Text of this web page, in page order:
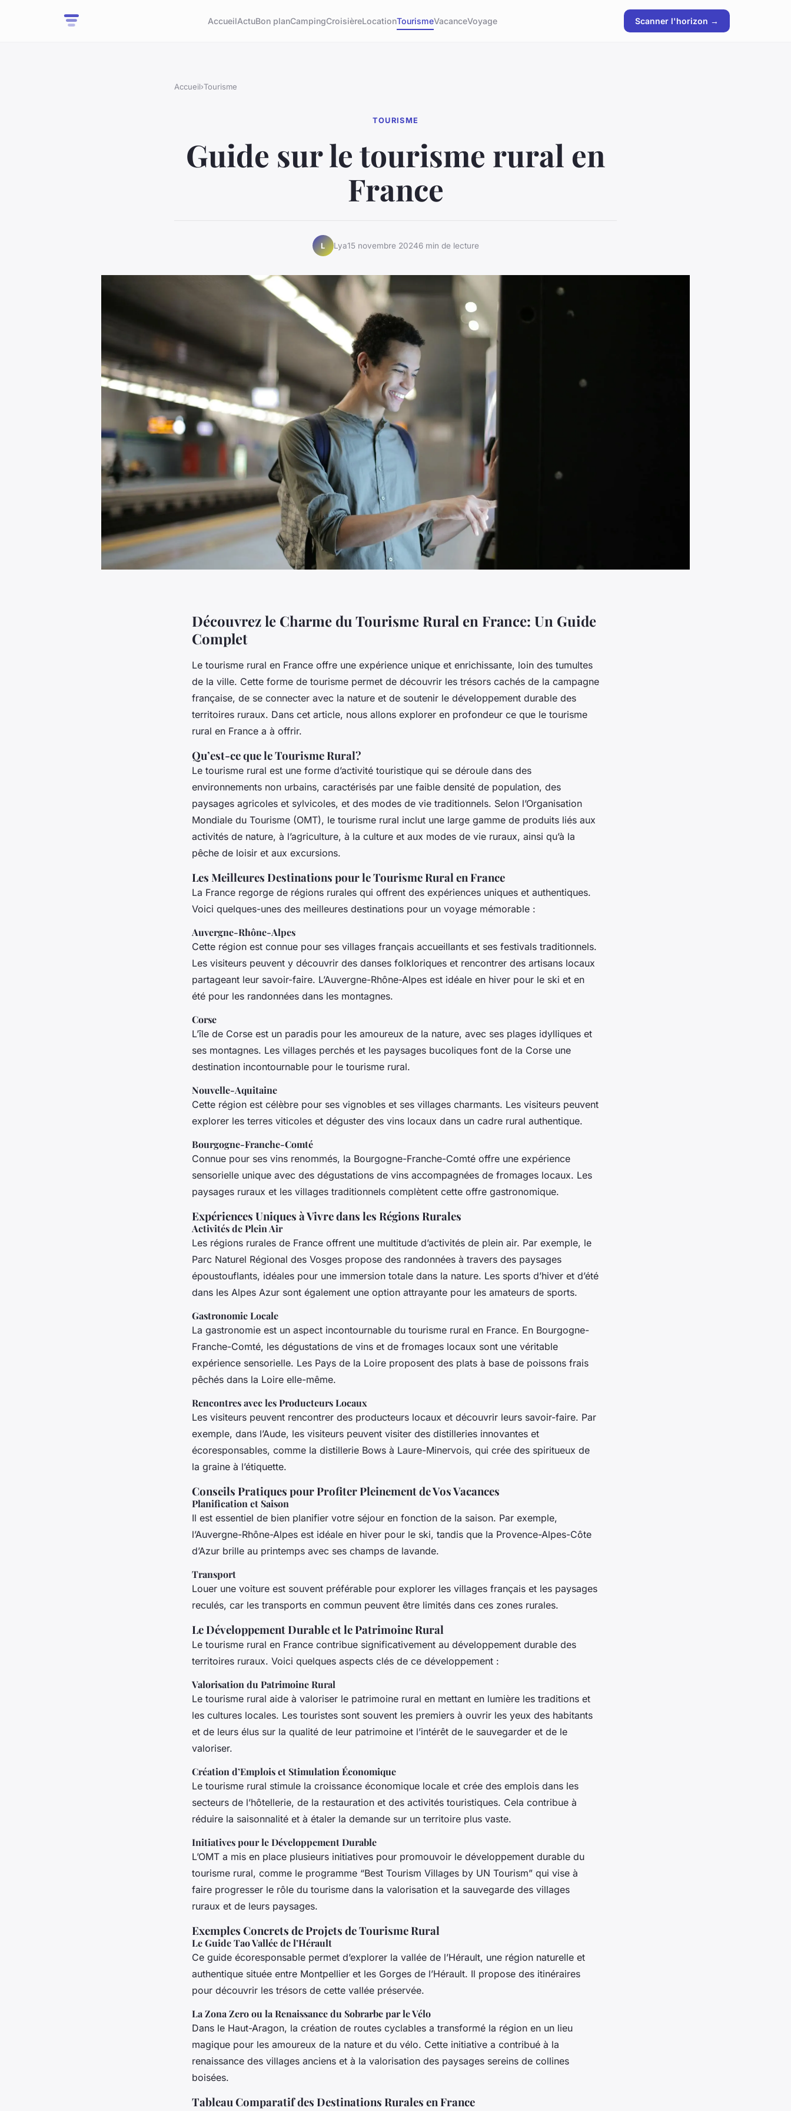
AccueilActuBon planCampingCroisièreLocationTourismeVacanceVoyage Scanner l'horizon →
Accueil›Tourisme
TOURISME
Guide sur le tourisme rural en
France
L Lya15 novembre 20246 min de lecture
Découvrez le Charme du Tourisme Rural en France: Un Guide
Complet
Le tourisme rural en France offre une expérience unique et enrichissante, loin des tumultes
de la ville. Cette forme de tourisme permet de découvrir les trésors cachés de la campagne
française, de se connecter avec la nature et de soutenir le développement durable des
territoires ruraux. Dans cet article, nous allons explorer en profondeur ce que le tourisme
rural en France a à offrir.
Qu’est-ce que le Tourisme Rural?
Le tourisme rural est une forme d’activité touristique qui se déroule dans des
environnements non urbains, caractérisés par une faible densité de population, des
paysages agricoles et sylvicoles, et des modes de vie traditionnels. Selon l’Organisation
Mondiale du Tourisme (OMT), le tourisme rural inclut une large gamme de produits liés aux
activités de nature, à l’agriculture, à la culture et aux modes de vie ruraux, ainsi qu’à la
pêche de loisir et aux excursions.
Les Meilleures Destinations pour le Tourisme Rural en France
La France regorge de régions rurales qui offrent des expériences uniques et authentiques.
Voici quelques-unes des meilleures destinations pour un voyage mémorable :
Auvergne-Rhône-Alpes
Cette région est connue pour ses villages français accueillants et ses festivals traditionnels.
Les visiteurs peuvent y découvrir des danses folkloriques et rencontrer des artisans locaux
partageant leur savoir-faire. L’Auvergne-Rhône-Alpes est idéale en hiver pour le ski et en
été pour les randonnées dans les montagnes.
Corse
L’île de Corse est un paradis pour les amoureux de la nature, avec ses plages idylliques et
ses montagnes. Les villages perchés et les paysages bucoliques font de la Corse une
destination incontournable pour le tourisme rural.
Nouvelle-Aquitaine
Cette région est célèbre pour ses vignobles et ses villages charmants. Les visiteurs peuvent
explorer les terres viticoles et déguster des vins locaux dans un cadre rural authentique.
Bourgogne-Franche-Comté
Connue pour ses vins renommés, la Bourgogne-Franche-Comté offre une expérience
sensorielle unique avec des dégustations de vins accompagnées de fromages locaux. Les
paysages ruraux et les villages traditionnels complètent cette offre gastronomique.
Expériences Uniques à Vivre dans les Régions Rurales
Activités de Plein Air
Les régions rurales de France offrent une multitude d’activités de plein air. Par exemple, le
Parc Naturel Régional des Vosges propose des randonnées à travers des paysages
époustouflants, idéales pour une immersion totale dans la nature. Les sports d’hiver et d’été
dans les Alpes Azur sont également une option attrayante pour les amateurs de sports.
Gastronomie Locale
La gastronomie est un aspect incontournable du tourisme rural en France. En Bourgogne-
Franche-Comté, les dégustations de vins et de fromages locaux sont une véritable
expérience sensorielle. Les Pays de la Loire proposent des plats à base de poissons frais
pêchés dans la Loire elle-même.
Rencontres avec les Producteurs Locaux
Les visiteurs peuvent rencontrer des producteurs locaux et découvrir leurs savoir-faire. Par
exemple, dans l’Aude, les visiteurs peuvent visiter des distilleries innovantes et
écoresponsables, comme la distillerie Bows à Laure-Minervois, qui crée des spiritueux de
la graine à l’étiquette.
Conseils Pratiques pour Profiter Pleinement de Vos Vacances
Planification et Saison
Il est essentiel de bien planifier votre séjour en fonction de la saison. Par exemple,
l’Auvergne-Rhône-Alpes est idéale en hiver pour le ski, tandis que la Provence-Alpes-Côte
d’Azur brille au printemps avec ses champs de lavande.
Transport
Louer une voiture est souvent préférable pour explorer les villages français et les paysages
reculés, car les transports en commun peuvent être limités dans ces zones rurales.
Le Développement Durable et le Patrimoine Rural
Le tourisme rural en France contribue significativement au développement durable des
territoires ruraux. Voici quelques aspects clés de ce développement :
Valorisation du Patrimoine Rural
Le tourisme rural aide à valoriser le patrimoine rural en mettant en lumière les traditions et
les cultures locales. Les touristes sont souvent les premiers à ouvrir les yeux des habitants
et de leurs élus sur la qualité de leur patrimoine et l’intérêt de le sauvegarder et de le
valoriser.
Création d’Emplois et Stimulation Économique
Le tourisme rural stimule la croissance économique locale et crée des emplois dans les
secteurs de l’hôtellerie, de la restauration et des activités touristiques. Cela contribue à
réduire la saisonnalité et à étaler la demande sur un territoire plus vaste.
Initiatives pour le Développement Durable
L’OMT a mis en place plusieurs initiatives pour promouvoir le développement durable du
tourisme rural, comme le programme “Best Tourism Villages by UN Tourism” qui vise à
faire progresser le rôle du tourisme dans la valorisation et la sauvegarde des villages
ruraux et de leurs paysages.
Exemples Concrets de Projets de Tourisme Rural
Le Guide Tao Vallée de l’Hérault
Ce guide écoresponsable permet d’explorer la vallée de l’Hérault, une région naturelle et
authentique située entre Montpellier et les Gorges de l’Hérault. Il propose des itinéraires
pour découvrir les trésors de cette vallée préservée.
La Zona Zero ou la Renaissance du Sobrarbe par le Vélo
Dans le Haut-Aragon, la création de routes cyclables a transformé la région en un lieu
magique pour les amoureux de la nature et du vélo. Cette initiative a contribué à la
renaissance des villages anciens et à la valorisation des paysages sereins de collines
boisées.
Tableau Comparatif des Destinations Rurales en France